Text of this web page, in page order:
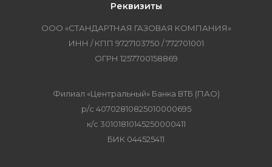
Реквизиты
ООО «СТАНДАРТНАЯ ГАЗОВАЯ КОМПАНИЯ»
ИНН / КПП 9727103750 / 772701001
ОГРН 1257700158869
Филиал «Центральный» Банка ВТБ (ПАО)
р/с 40702810825010000695
к/с 30101810145250000411
БИК 044525411